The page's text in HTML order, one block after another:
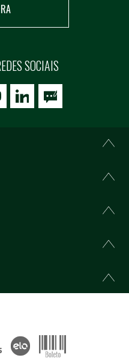
SOCIAIS
social03